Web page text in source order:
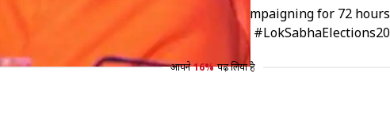
and BSP chief Mayawati from election campaigning for 72
statements in their speeches.
आपने 16% पढ़ लिया है